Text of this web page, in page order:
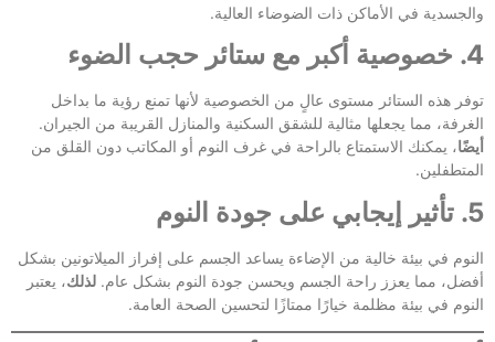
والجسدية في الأماكن ذات الضوضاء العالية.
4. خصوصية أكبر مع ستائر حجب الضوء
توفر هذه الستائر مستوى عالٍ من الخصوصية لأنها تمنع رؤية ما بداخل
الغرفة، مما يجعلها مثالية للشقق السكنية والمنازل القريبة من الجيران.
أيضًا، يمكنك الاستمتاع بالراحة في غرف النوم أو المكاتب دون القلق من
المتطفلين.
5. تأثير إيجابي على جودة النوم
النوم في بيئة خالية من الإضاءة يساعد الجسم على إفراز الميلاتونين بشكل
أفضل، مما يعزز راحة الجسم ويحسن جودة النوم بشكل عام. لذلك، يعتبر
النوم في بيئة مظلمة خيارًا ممتازًا لتحسين الصحة العامة.